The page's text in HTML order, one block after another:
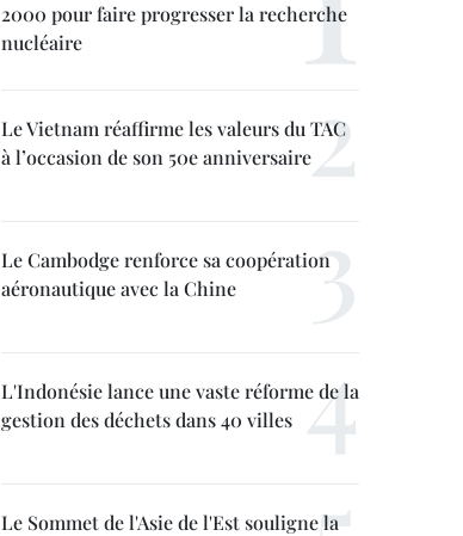
2000 pour faire progresser la recherche
nucléaire
Le Vietnam réaffirme les valeurs du TAC
à l’occasion de son 50e anniversaire
Le Cambodge renforce sa coopération
aéronautique avec la Chine
L'Indonésie lance une vaste réforme de la
gestion des déchets dans 40 villes
Le Sommet de l'Asie de l'Est souligne la